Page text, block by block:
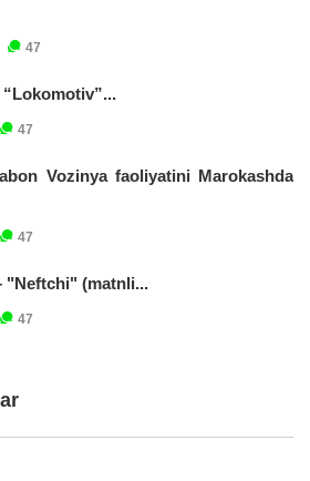
47
47
Vozinya faoliyatini Marokashda
47
"Neftchi" (matnli...
47